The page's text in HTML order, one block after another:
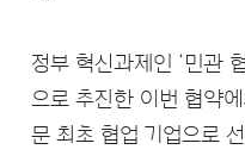
정부 혁신과제인 ‘민관
으로 추진한 이번 협약
문 최초 협업 기업으로